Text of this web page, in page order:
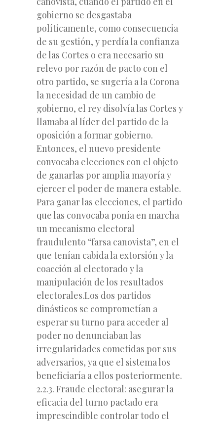
gobierno se desgastaba
políticamente, como consecuencia
de su gestión, y perdía la confianza
de las Cortes o era necesario su
relevo por razón de pacto con el
otro partido, se sugería a la Corona
la necesidad de un cambio de
gobierno, el rey disolvía las Cortes y
llamaba al líder del partido de la
oposición a formar gobierno.
Entonces, el nuevo presidente
convocaba elecciones con el objeto
de ganarlas por amplia mayoría y
ejercer el poder de manera estable.
Para ganar las elecciones, el partido
que las convocaba ponía en marcha
un mecanismo electoral
fraudulento “farsa canovista”, en el
que tenían cabida la extorsión y la
coacción al electorado y la
manipulación de los resultados
electorales.Los dos partidos
dinásticos se comprometían a
esperar su turno para acceder al
poder no denunciaban las
irregularidades cometidas por sus
adversarios, ya que el sistema los
beneficiaría a ellos posteriormente.
2.2.3. Fraude electoral: asegurar la
eficacia del turno pactado era
imprescindible controlar todo el